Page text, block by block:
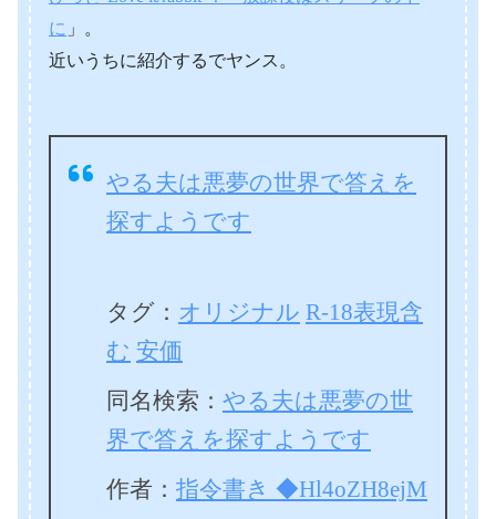
に 」。
近いうちに紹介するでヤンス。
やる夫は悪夢の世界で答えを
探すようです
タグ： オリジナル R-18表現含
む 安価
同名検索： やる夫は悪夢の世
界で答えを探すようです
作者： 指令書き ◆Hl4oZH8ejM